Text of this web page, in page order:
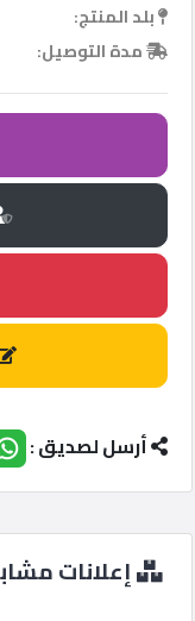
2022
©
بلد المنتج:
مدة التوصيل:
أرسل لصديق :
إعلانات